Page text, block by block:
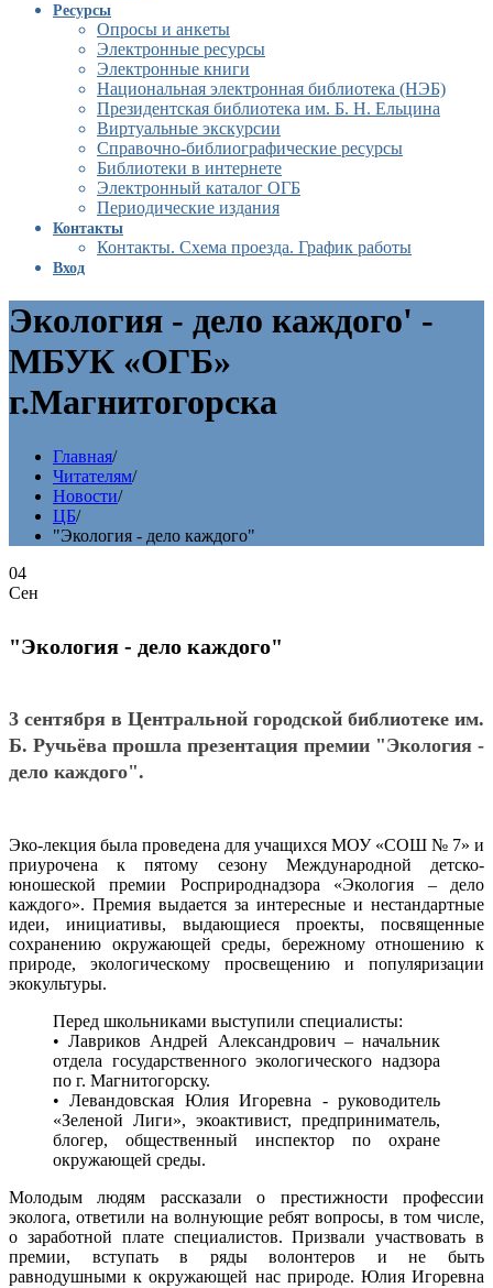
Ресурсы
Опросы и анкеты
Электронные ресурсы
Электронные книги
Национальная электронная библиотека (НЭБ)
Президентская библиотека им. Б. Н. Ельцина
Виртуальные экскурсии
Справочно-библиографические ресурсы
Библиотеки в интернете
Электронный каталог ОГБ
Периодические издания
Контакты
Контакты. Схема проезда. График работы
Вход
Экология - дело каждого' -
МБУК «ОГБ»
г.Магнитогорска
Главная/
Читателям/
Новости/
ЦБ/
"Экология - дело каждого"
04
Сен
"Экология - дело каждого"
3 сентября в Центральной городской библиотеке им.
Б. Ручьёва прошла презентация премии "Экология -
дело каждого".
Эко-лекция была проведена для учащихся МОУ «СОШ № 7» и
приурочена к пятому сезону Международной детско-
юношеской премии Росприроднадзора «Экология – дело
каждого». Премия выдается за интересные и нестандартные
идеи, инициативы, выдающиеся проекты, посвященные
сохранению окружающей среды, бережному отношению к
природе, экологическому просвещению и популяризации
экокультуры.
Перед школьниками выступили специалисты:
• Лавриков Андрей Александрович – начальник
отдела государственного экологического надзора
по г. Магнитогорску.
• Левандовская Юлия Игоревна - руководитель
«Зеленой Лиги», экоактивист, предприниматель,
блогер, общественный инспектор по охране
окружающей среды.
Молодым людям рассказали о престижности профессии
эколога, ответили на волнующие ребят вопросы, в том числе,
о заработной плате специалистов. Призвали участвовать в
премии, вступать в ряды волонтеров и не быть
равнодушными к окружающей нас природе. Юлия Игоревна